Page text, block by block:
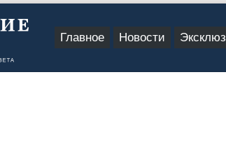
Главное Новости